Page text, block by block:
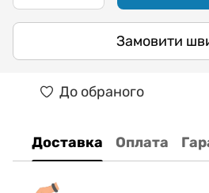
Замовити
До обраного
Доставка Оплата